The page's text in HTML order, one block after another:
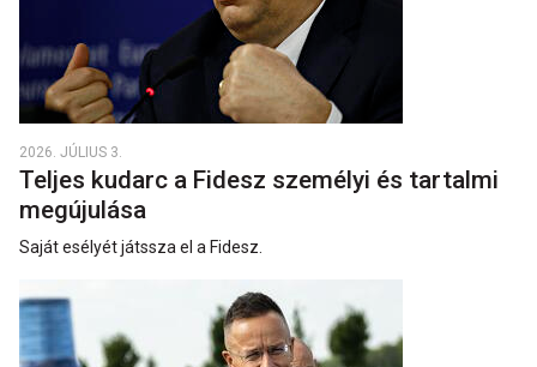
2026. JÚLIUS 3.
Teljes kudarc a Fidesz személyi és tartalmi
megújulása
Saját esélyét játssza el a Fidesz.